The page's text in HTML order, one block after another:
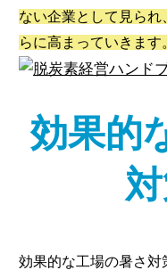
ない企業として見られ
らに高まっていきます
効果的
効果的な工場の暑さ対